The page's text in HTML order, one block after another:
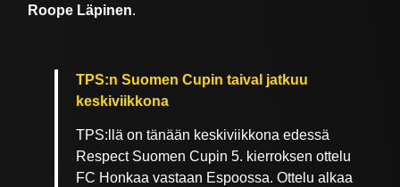
Roope Läpinen.
TPS:n Suomen Cupin taival jatkuu
keskiviikkona
TPS:llä on tänään keskiviikkona edessä
Respect Suomen Cupin 5. kierroksen ottelu
FC Honkaa vastaan Espoossa. Ottelu alkaa